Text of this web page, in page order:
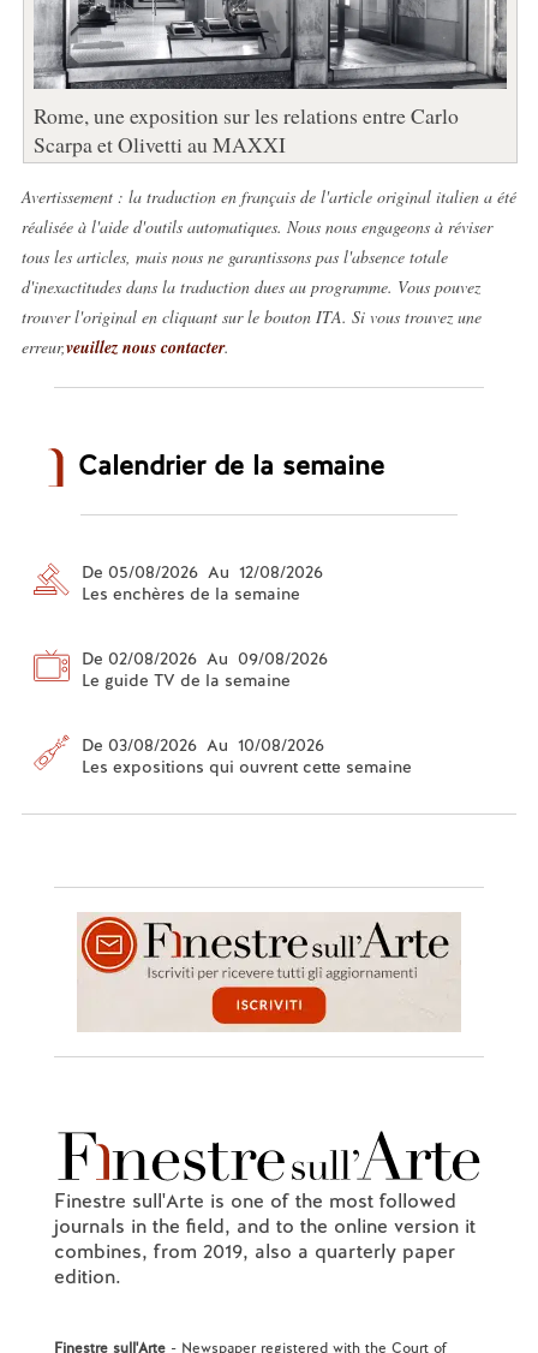
Rome, une exposition sur les relations entre Carlo
Scarpa et Olivetti au MAXXI
Avertissement : la traduction en français de l'article original italien a été
réalisée à l'aide d'outils automatiques. Nous nous engageons à réviser
tous les articles, mais nous ne garantissons pas l'absence totale
d'inexactitudes dans la traduction dues au programme. Vous pouvez
trouver l'original en cliquant sur le bouton ITA. Si vous trouvez une
erreur,veuillez nous contacter.
Calendrier de la semaine
De 05/08/2026 Au 12/08/2026
Les enchères de la semaine
De 02/08/2026 Au 09/08/2026
Le guide TV de la semaine
De 03/08/2026 Au 10/08/2026
Les expositions qui ouvrent cette semaine
Finestre sull'Arte is one of the most followed
journals in the field, and to the online version it
combines, from 2019, also a quarterly paper
edition.
Finestre sull'Arte- Newspaper registered with the Court of